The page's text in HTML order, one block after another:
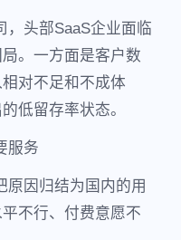
，头部SaaS企业面临
。一方面是客户数
对不足和不成体
低留存率状态。
服务
原因归结为国内的用
不行、付费意愿不